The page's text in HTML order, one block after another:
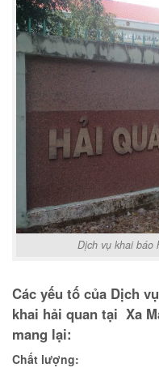
Dịch vụ khai báo
Các yếu tố của Dịch
khai hải quan tại Xa
mang lại:
Chất lượng: